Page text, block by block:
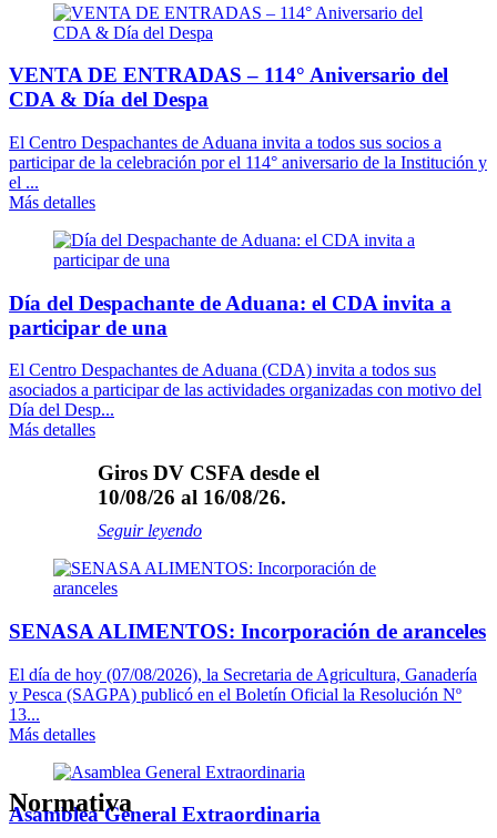
VENTA DE ENTRADAS – 114° Aniversario del
CDA & Día del Despa
El Centro Despachantes de Aduana invita a todos sus socios a
participar de la celebración por el 114° aniversario de la Institución y
el ...
Más detalles
Día del Despachante de Aduana: el CDA invita a
participar de una
El Centro Despachantes de Aduana (CDA) invita a todos sus
asociados a participar de las actividades organizadas con motivo del
Día del Desp...
Más detalles
Giros DV CSFA desde el
10/08/26 al 16/08/26.
Seguir leyendo
SENASA ALIMENTOS: Incorporación de aranceles
El día de hoy (07/08/2026), la Secretaria de Agricultura, Ganadería
y Pesca (SAGPA) publicó en el Boletín Oficial la Resolución Nº
13...
Más detalles
Asamblea General Extraordinaria
Normativa